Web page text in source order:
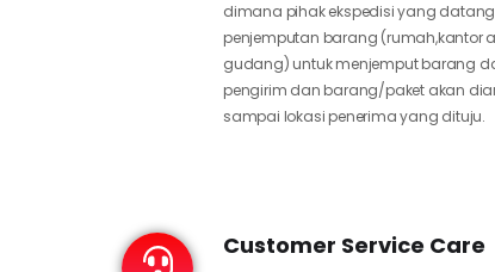
dimana pihak ekspedisi yang datang
penjemputan barang (rumah,kantor
gudang) untuk menjemput barang
pengirim dan barang/paket akan
sampai lokasi penerima yang dituju.
Customer Service Care